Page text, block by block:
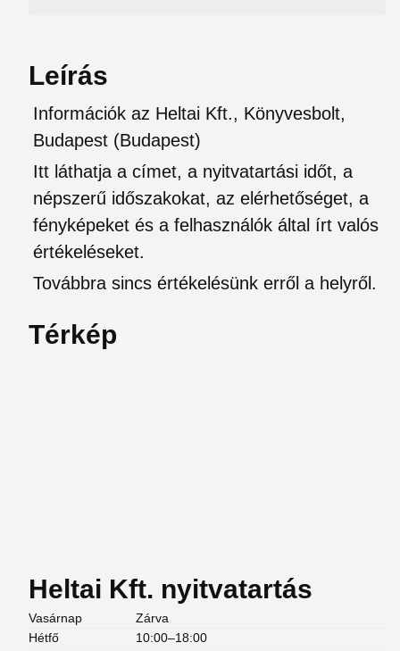
Leírás
Információk az Heltai Kft., Könyvesbolt,
Budapest (Budapest)
Itt láthatja a címet, a nyitvatartási időt, a
népszerű időszakokat, az elérhetőséget, a
fényképeket és a felhasználók által írt valós
értékeléseket.
Továbbra sincs értékelésünk erről a helyről.
Térkép
Heltai Kft. nyitvatartás
Vasárnap
Zárva
Hétfő
10:00–18:00